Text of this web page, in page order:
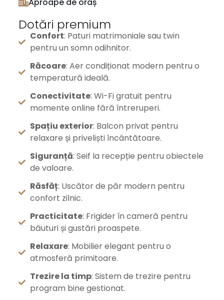
Dotări premium
Confort: Paturi matrimoniale sau twin
pentru un somn odihnitor.
Răcoare: Aer condiționat modern pentru o
temperatură ideală.
Conectivitate: Wi-Fi gratuit pentru
momente online fără întreruperi.
Spațiu exterior: Balcon privat pentru
relaxare și priveliști încântătoare.
Siguranță: Seif la recepție pentru obiectele
de valoare.
Răsfăț: Uscător de păr modern pentru
confort zilnic.
Practicitate: Frigider în cameră pentru
băuturi și gustări proaspete.
Relaxare: Mobilier elegant pentru o
atmosferă primitoare.
Trezire la timp: Sistem de trezire pentru
program bine gestionat.